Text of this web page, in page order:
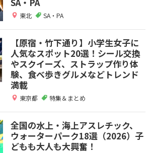
東北 SA・PA
【原宿・竹下通り】小学生女子に
人気なスポット20選！シール交換
やスクイーズ、ストラップ作り体
験、食べ歩きグルメなどトレンド
満載
東京都 特集＆まとめ
全国の水上・海上アスレチック、
ウォーターパーク18選（2026）子
どもも大人も大興奮！